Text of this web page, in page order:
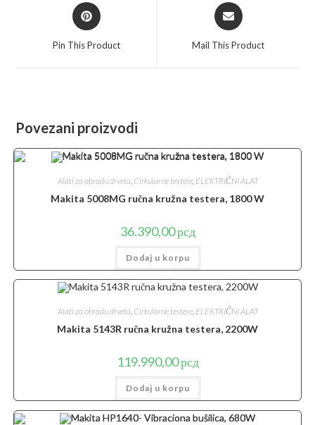
Opens
in
Pin This Product
Opens
in
Mail This Product
Povezani proizvodi
Alati za obradu drveta Cirkularne testere, ELEKTRIČNI ALAT
Makita 5008MG ručna kružna testera, 1800 W
36.390,00рсд
Dodaj u korpu
Alati za obradu drveta, Cirkularne testere, ELEKTRIČNI ALAT
Makita 5143R ručna kružna testera, 2200W
119.990,00рсд
Dodaj u korpu